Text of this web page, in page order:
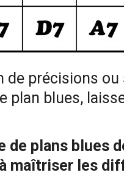
de précisions
plan blues,
de plans blues
maîtriser les